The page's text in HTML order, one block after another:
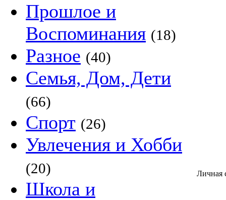
Прошлое и
Воспоминания (18)
Разное (40)
Семья, Дом, Дети
(66)
Спорт (26)
Увлечения и Хобби
(20)
Школа и
Личная